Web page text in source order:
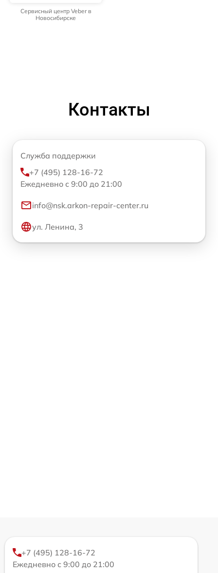
Сервисный центр Veber в
Новосибирске
Контакты
Служба поддержки
+7 (495) 128-16-72
Ежедневно с 9:00 до 21:00
info@nsk.arkon-repair-center.ru
ул. Ленина, 3
+7 (495) 128-16-72
Ежедневно с 9:00 до 21:00